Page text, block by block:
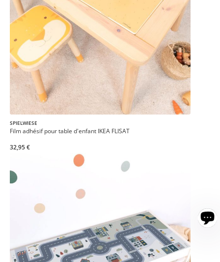
SPIELWIESE
Film adhésif pour table d'enfant IKEA FLISAT
32,95 €